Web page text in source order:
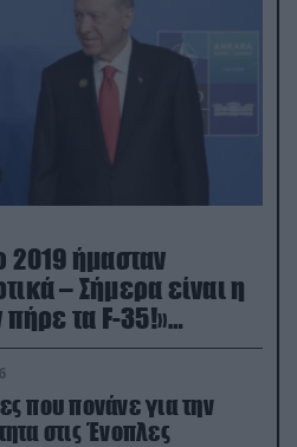
2019 ήμασταν
– Σήμερα είναι η
πήρε τα F-35!»
που πονάνε για την
στις Ένοπλες